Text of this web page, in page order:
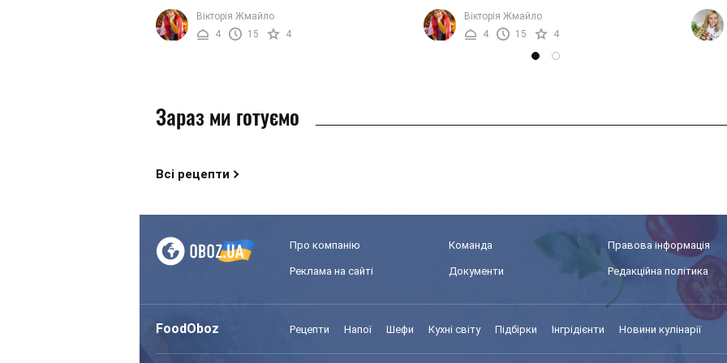
очищуємося морально та фізично. Ми
підготували для вас добірку салатів, ...
Вікторія Жмайло
4
15 4
величезної кількості вітамінів та мінералів.
Саме тому авокадо може бути ...
Вікторія Жмайло
4
15 4
для
Зараз ми готуємо
Всі рецепти
Про компанію Команда Правова інформація
Реклама на сайті Документи Редакційна політика
FoodOboz Рецепти Напої Шефи Кухні світу Підбірки Інгрідієнти Новини кулінарії